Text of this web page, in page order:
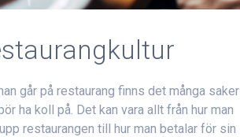
går på restaurang finns det många saker
ha koll på. Det kan vara allt från hur man
restaurangen till hur man betalar för sin